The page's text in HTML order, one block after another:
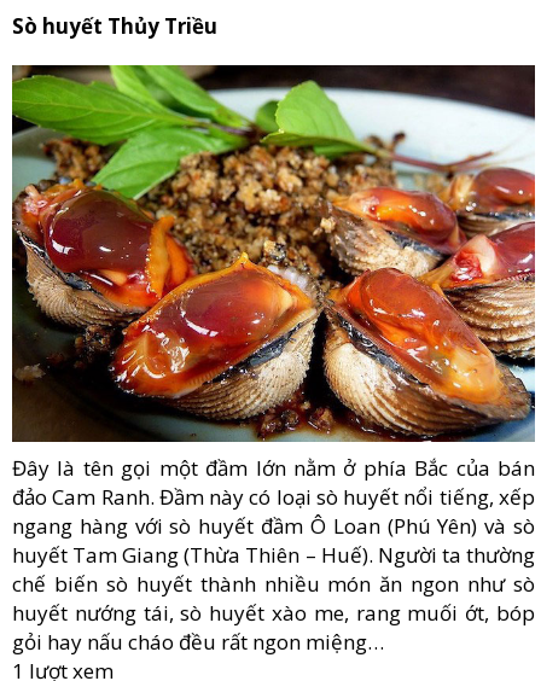
Sò huyết Thủy Triều
Đây là tên gọi một đầm lớn nằm ở phía Bắc của bán
đảo Cam Ranh. Đầm này có loại sò huyết nổi tiếng, xếp
ngang hàng với sò huyết đầm Ô Loan (Phú Yên) và sò
huyết Tam Giang (Thừa Thiên – Huế). Người ta thường
chế biến sò huyết thành nhiều món ăn ngon như sò
huyết nướng tái, sò huyết xào me, rang muối ớt, bóp
gỏi hay nấu cháo đều rất ngon miệng…
1 lượt xem